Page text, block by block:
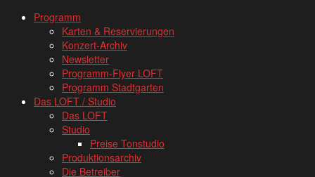
www.loftkoeln.de
navigation
Skip
Programm
Karten & Reservierungen
Konzert-Archiv
Newsletter
Programm-Flyer LOFT
Programm Stadtgarten
Das LOFT / Studio
Das LOFT
Studio
Preise Tonstudio
Produktionsarchiv
Die Betreiber